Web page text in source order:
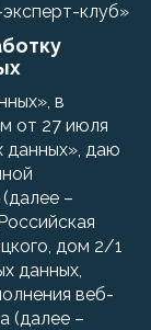
клуб»
в
от 27 июля
даю
–
дом 2/1
данных,
веб-
(далее –